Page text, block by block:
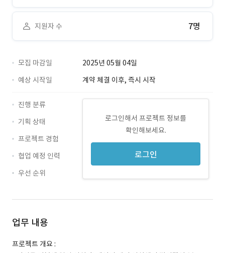
지원자 수 7명
모집 마감일
2025년 05월 04일
예상 시작일
계약 체결 이후, 즉시 시작
로그인해서 프로젝트 정보를
확인해보세요.
로그인
진행 분류
기획 상태
프로젝트 경험
협업 예정 인력
우선 순위
업무 내용
프로젝트 개요 :